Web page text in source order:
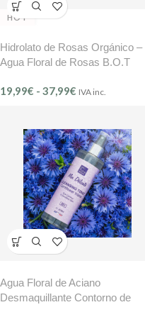
HOT
Hidrolato de Rosas Orgánico –
Agua Floral de Rosas B.O.T
19,99€ - 37,99€ IVA inc.
Agua Floral de Aciano
Desmaquillante Contorno de